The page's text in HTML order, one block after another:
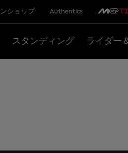
ショップ Authentics
スタンディング ライダー